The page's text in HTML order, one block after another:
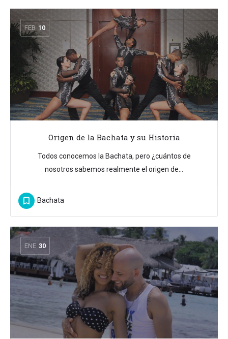
FEB 10
Origen de la Bachata y su Historia
Todos conocemos la Bachata, pero ¿cuántos de
nosotros sabemos realmente el origen de…
Bachata
ENE 30